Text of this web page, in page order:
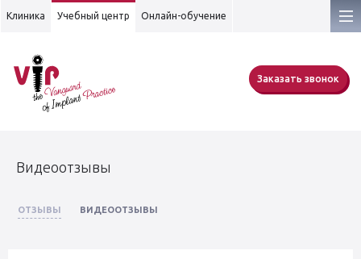
Клиника Учебный центр Онлайн-обучение
Заказать звонок
Видеоотзывы
ОТЗЫВЫ ВИДЕООТЗЫВЫ